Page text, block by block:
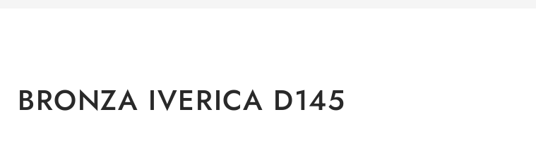
BRONZA IVERICA D145